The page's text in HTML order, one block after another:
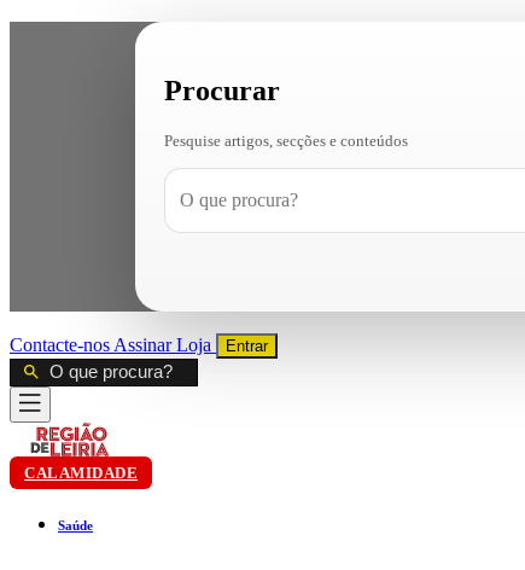
Procurar
Pesquise artigos, secções e conteúdos
Contacte-nos AssinarLoja Entrar
CALAMIDADE
Saúde